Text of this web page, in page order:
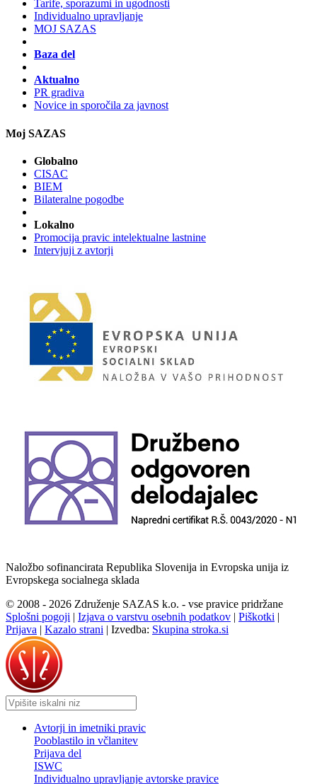
Tarife, sporazumi in ugodnosti
Individualno upravljanje
MOJ SAZAS
Baza del
Aktualno
PR gradiva
Novice in sporočila za javnost
Moj SAZAS
Globalno
CISAC
BIEM
Bilateralne pogodbe
Lokalno
Promocija pravic intelektualne lastnine
Intervjuji z avtorji
Naložbo sofinancirata Republika Slovenija in Evropska unija iz
Evropskega socialnega sklada
© 2008 - 2026 Združenje SAZAS k.o. - vse pravice pridržane
Splošni pogoji | Izjava o varstvu osebnih podatkov | Piškotki |
Prijava | Kazalo strani | Izvedba: Skupina stroka.si
Avtorji in imetniki pravic
Pooblastilo in včlanitev
Prijava del
ISWC
Individualno upravljanje avtorske pravice